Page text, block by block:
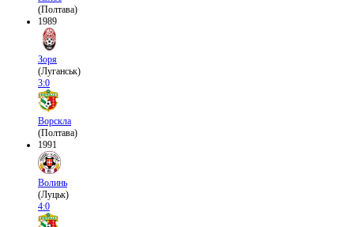
(Полтава)
1989
Зоря
(Луганськ)
3:0
Ворскла
(Полтава)
1991
Волинь
(Луцьк)
4:0